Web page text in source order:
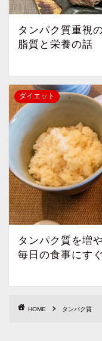
タンパク質重視
脂質と栄養の話
ダイエット
タンパク質を増
毎日の食事にす
HOME タンパク質